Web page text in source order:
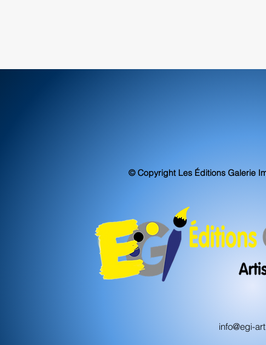
© Copyright Les Éditions Galerie
info@egi-